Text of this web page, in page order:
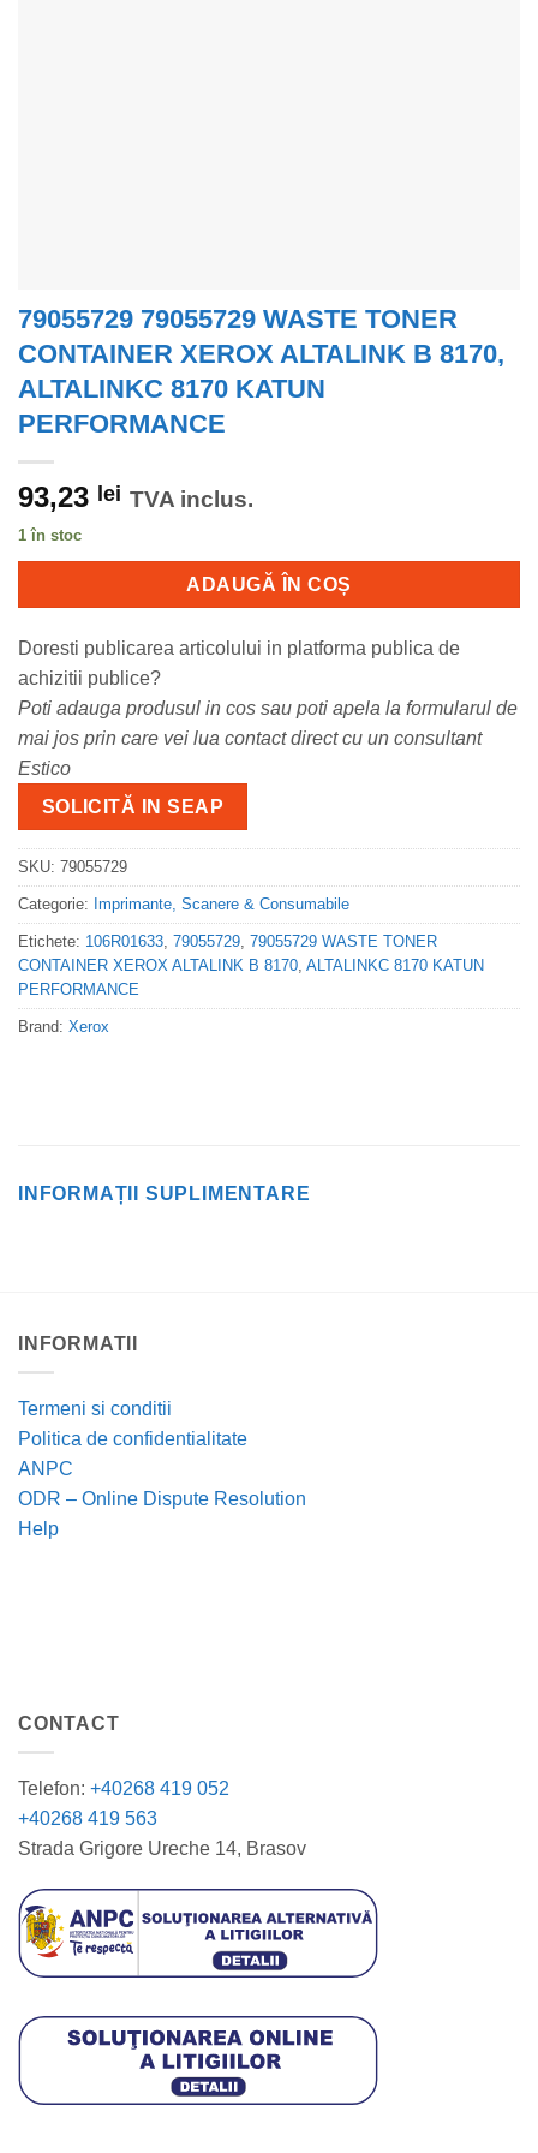
79055729 79055729 WASTE TONER
CONTAINER XEROX ALTALINK B 8170,
ALTALINKC 8170 KATUN
PERFORMANCE
93,23 lei TVA inclus.
1 în stoc
ADAUGĂ ÎN COȘ
Doresti publicarea articolului in platforma publica de
achizitii publice?
Poti adauga produsul in cos sau poti apela la formularul de
mai jos prin care vei lua contact direct cu un consultant
Estico
SOLICITĂ IN SEAP
SKU: 79055729
Categorie: Imprimante, Scanere & Consumabile
Etichete: 106R01633, 79055729, 79055729 WASTE TONER
CONTAINER XEROX ALTALINK B 8170, ALTALINKC 8170 KATUN
PERFORMANCE
Brand: Xerox
INFORMAȚII SUPLIMENTARE
INFORMATII
Termeni si conditii
Politica de confidentialitate
ANPC
ODR – Online Dispute Resolution
Help
CONTACT
Telefon: +40268 419 052
+40268 419 563
Strada Grigore Ureche 14, Brasov